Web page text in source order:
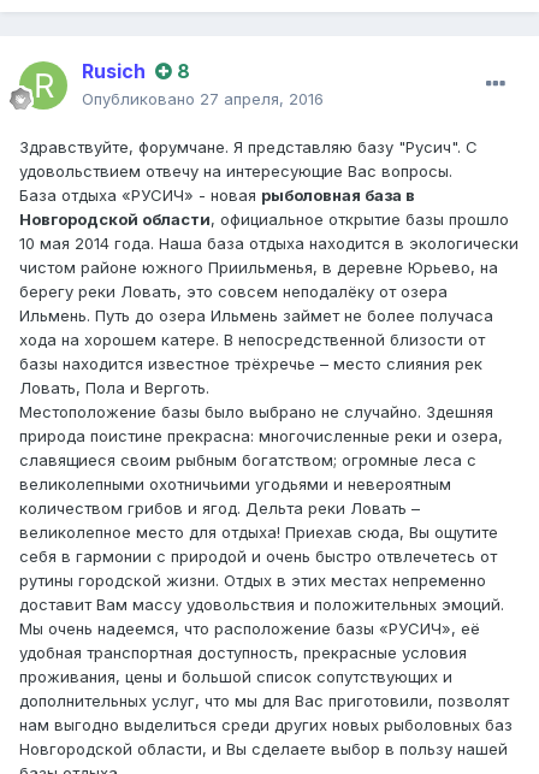
Rusich 8
Опубликовано 27 апреля, 2016
Здравствуйте, форумчане. Я представляю базу "Русич". С
удовольствием отвечу на интересующие Вас вопросы.
База отдыха «РУСИЧ» - новая рыболовная база в
Новгородской области, официальное открытие базы прошло
10 мая 2014 года. Наша база отдыха находится в экологически
чистом районе южного Приильменья, в деревне Юрьево, на
берегу реки Ловать, это совсем неподалёку от озера
Ильмень. Путь до озера Ильмень займет не более получаса
хода на хорошем катере. В непосредственной близости от
базы находится известное трёхречье – место слияния рек
Ловать, Пола и Верготь.
Местоположение базы было выбрано не случайно. Здешняя
природа поистине прекрасна: многочисленные реки и озера,
славящиеся своим рыбным богатством; огромные леса с
великолепными охотничьими угодьями и невероятным
количеством грибов и ягод. Дельта реки Ловать –
великолепное место для отдыха! Приехав сюда, Вы ощутите
себя в гармонии с природой и очень быстро отвлечетесь от
рутины городской жизни. Отдых в этих местах непременно
доставит Вам массу удовольствия и положительных эмоций.
Мы очень надеемся, что расположение базы «РУСИЧ», её
удобная транспортная доступность, прекрасные условия
проживания, цены и большой список сопутствующих и
дополнительных услуг, что мы для Вас приготовили, позволят
нам выгодно выделиться среди других новых рыболовных баз
Новгородской области, и Вы сделаете выбор в пользу нашей